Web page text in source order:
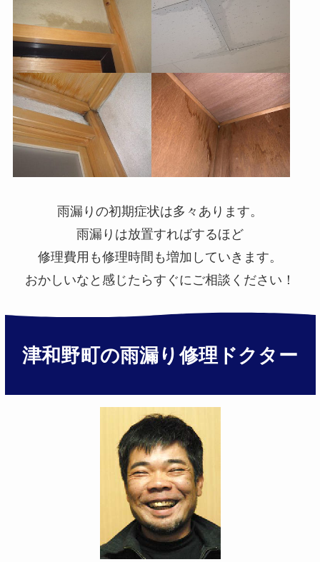
雨漏りの初期症状は多々あります。
雨漏りは放置すればするほど
修理費用も修理時間も増加していきます。
おかしいなと感じたらすぐにご相談ください！
津和野町の雨漏り修理ドクター